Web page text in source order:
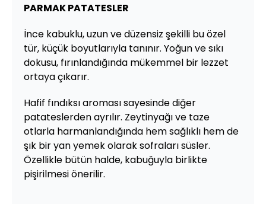
PARMAK PATATESLER
İnce kabuklu, uzun ve düzensiz şekilli bu özel
tür, küçük boyutlarıyla tanınır. Yoğun ve sıkı
dokusu, fırınlandığında mükemmel bir lezzet
ortaya çıkarır.
Hafif fındıksı aroması sayesinde diğer
patateslerden ayrılır. Zeytinyağı ve taze
otlarla harmanlandığında hem sağlıklı hem de
şık bir yan yemek olarak sofraları süsler.
Özellikle bütün halde, kabuğuyla birlikte
pişirilmesi önerilir.